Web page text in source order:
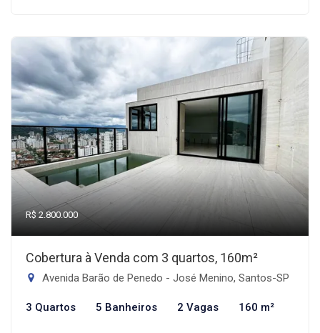
R$ 2.800.000
Cobertura à Venda com 3 quartos, 160m²
Avenida Barão de Penedo - José Menino, Santos-SP
3 Quartos 5 Banheiros 2 Vagas 160 m²